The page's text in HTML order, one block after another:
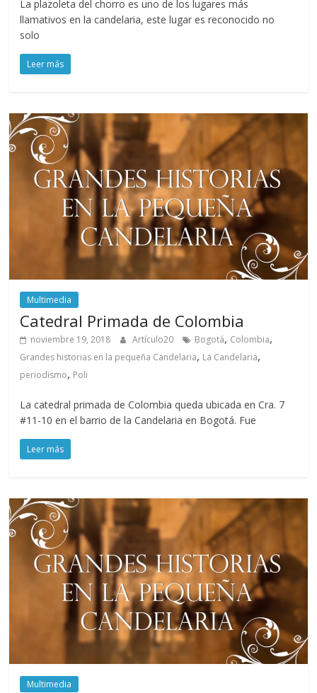
La plazoleta del chorro es uno de los lugares más
llamativos en la candelaria, este lugar es reconocido no
solo
Leer más
Multimedia
Catedral Primada de Colombia
noviembre 19, 2018 Artículo20 Bogotá, Colombia,
Grandes historias en la pequeña Candelaria, La Candelaria,
periodismo, Poli
La catedral primada de Colombia queda ubicada en Cra. 7
#11-10 en el barrio de la Candelaria en Bogotá. Fue
Leer más
Multimedia